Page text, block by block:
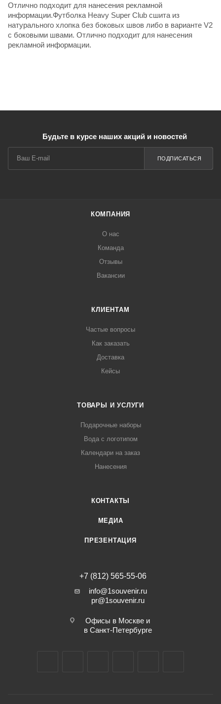
Отлично подходит для нанесения рекламной
информации.Футболка Heavy Super Club сшита из
натурального хлопка без боковых швов либо в варианте V2
с боковыми швами. Отлично подходит для нанесения
рекламной информации.
Будьте в курсе наших акций и новостей
ПОДПИСАТЬСЯ
КОМПАНИЯ
О нас
Команда
Отзывы
Вакансии
КЛИЕНТАМ
Частые вопросы
Как заказать
Доставка
Кейсы
ТОВАРЫ И УСЛУГИ
Подарочные наборы
Вода с логотипом
Календари на заказ
Нанесения
КОНТАКТЫ
МЕДИА
ПРЕЗЕНТАЦИЯ
+7 (812) 565-55-06
info@1souvenir.ru
pr@1souvenir.ru
Офисы в Москве и
в Санкт-Петербурге